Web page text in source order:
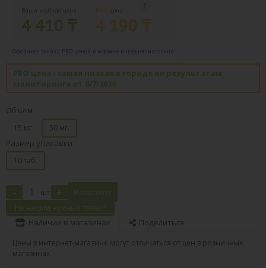
Ваша клубная цена: PRO цена:
4 190 ₸
Оформите заказ с PRO ценой в корзине интернет-магазина.
PRO цена - самая низкая в городе по результатам
мониторинга от 8/7/2026
Объем
15 мг. 50 мг.
Размер упаковки
10 таб.
- шт + В корзину
Не нашли нужный товар?
Наличие в магазинах Поделиться
Цены в интернет-магазине могут отличаться от цен в розничных
магазинах.